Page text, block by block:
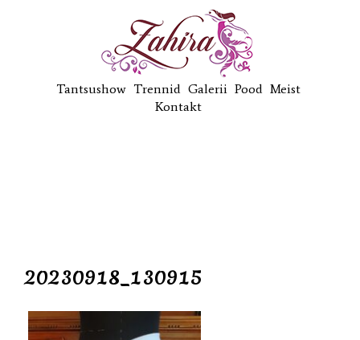
Tantsushow Trennid Galerii Pood Meist
Kontakt
20230918_130915